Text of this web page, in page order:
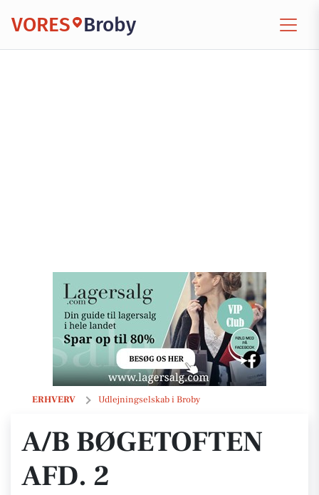
VORES Broby
ERHVERV Udlejningselskab i Broby
A/B Bøgetoften afd. 2
A/B BØGETOFTEN
AFD. 2